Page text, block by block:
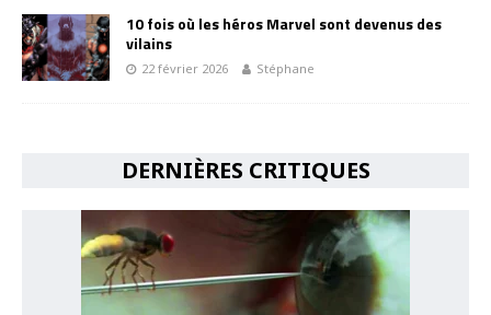
10 fois où les héros Marvel sont devenus des
vilains
22 février 2026 Stéphane
DERNIÈRES CRITIQUES